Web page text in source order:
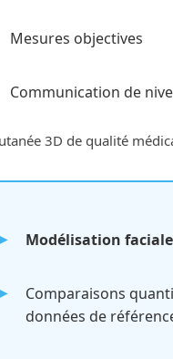
Mesures objectives
Communication de
3D de qualité
Modélisation
Comparaisons
données de